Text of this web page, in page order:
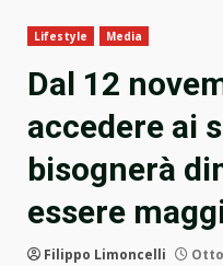
Lifestyle Media
Dal 12
accedere ai
bisognerà
essere
Filippo Limoncelli